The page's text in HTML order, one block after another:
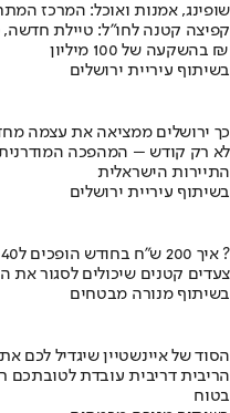
שופינג, אמנות ואוכל: המרכז
קפיצה קטנה לחו"ל: טיילת חדשה,
בהשקעה של 100 מיליון ₪
בשיתוף עיריית ירושלים
כך ירושלים ממציאה את עצמה
לא רק קודש – המהפכה
התיירות הישראלית
בשיתוף עיריית ירושלים
איך 200 ש"ח בחודש הופכים ל140 אלף ?
צעדים קטנים שיכולים לסגור את
בשיתוף מנורה מבטחים
הסוד של איינשטיין שיגדיל לכם
הריבית דריבית עובדת לטובתכם
בטוח